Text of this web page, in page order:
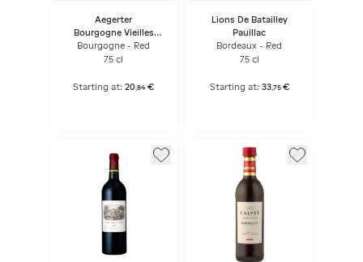
Aegerter
Bourgogne Vieilles
Vignes
Bourgogne - Red
75 cl
Starting at:20 ,84 €
Lions De Batailley
Pauillac
Bordeaux - Red
75 cl
Starting at: 33, 75 €